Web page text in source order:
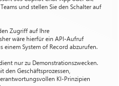
und stellen Sie den Schalter auf
Zugriff auf Ihre
wäre hierfür ein API-Aufruf
einem System of Record abzurufen.
nur zu Demonstrationszwecken.
den Geschäftsprozessen,
KI-Prinzipien